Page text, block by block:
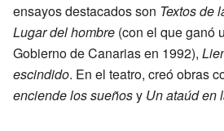
ensayos destacados son Textos de
Lugar del hombre (con el que ganó
Gobierno de Canarias en 1992),
escindido. En el teatro, creó obras
enciende los sueñosy Un ataúd en